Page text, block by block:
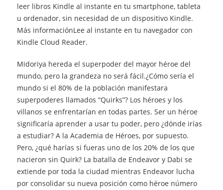
leer libros Kindle al instante en tu smartphone, tableta
u ordenador, sin necesidad de un dispositivo Kindle.
Más informaciónLee al instante en tu navegador con
Kindle Cloud Reader.
Midoriya hereda el superpoder del mayor héroe del
mundo, pero la grandeza no será fácil.¿Cómo sería el
mundo si el 80% de la población manifestara
superpoderes llamados “Quirks”? Los héroes y los
villanos se enfrentarían en todas partes. Ser un héroe
significaría aprender a usar tu poder, pero ¿dónde irías
a estudiar? A la Academia de Héroes, por supuesto.
Pero, ¿qué harías si fueras uno de los 20% de los que
nacieron sin Quirk? La batalla de Endeavor y Dabi se
extiende por toda la ciudad mientras Endeavor lucha
por consolidar su nueva posición como héroe número